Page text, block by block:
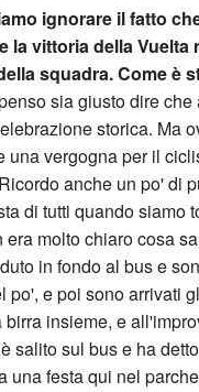
ignorare il fatto
la vittoria della Vuelta
squadra. Come è
sia giusto dire
storica. Ma
una vergogna per il
anche un po' di
di tutti quando siamo
era molto chiaro cosa
in fondo al bus e
po', e poi sono arrivati
birra insieme, e
salito sul bus e ha
una festa qui nel